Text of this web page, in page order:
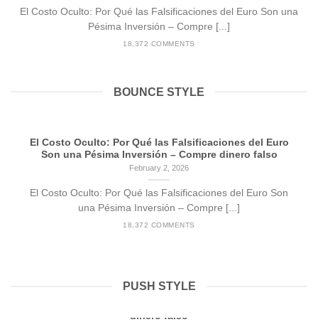
El Costo Oculto: Por Qué las Falsificaciones del Euro Son una
Pésima Inversión – Compre [...]
18,372 COMMENTS
BOUNCE STYLE
El Costo Oculto: Por Qué las Falsificaciones del Euro
Son una Pésima Inversión – Compre dinero falso
February 2, 2026
El Costo Oculto: Por Qué las Falsificaciones del Euro Son
una Pésima Inversión – Compre [...]
18,372 COMMENTS
PUSH STYLE
El Costo Oculto: Por Qué las Falsificaciones
dinero falso